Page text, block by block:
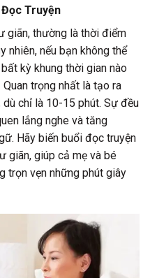
Đọc Truyện
giãn, thường là thời điểm
nhiên, nếu bạn không thể
kỳ khung thời gian nào
trọng nhất là tạo ra
chỉ là 10-15 phút. Sự đều
lắng nghe và tăng
Hãy biến buổi đọc truyện
giãn, giúp cả mẹ và bé
trọn vẹn những phút giây